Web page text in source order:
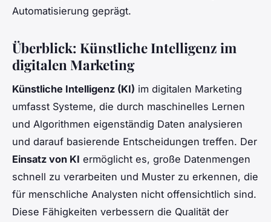
Automatisierung geprägt.
Überblick: Künstliche Intelligenz im
digitalen Marketing
Künstliche Intelligenz (KI) im digitalen Marketing
umfasst Systeme, die durch maschinelles Lernen
und Algorithmen eigenständig Daten analysieren
und darauf basierende Entscheidungen treffen. Der
Einsatz von KI ermöglicht es, große Datenmengen
schnell zu verarbeiten und Muster zu erkennen, die
für menschliche Analysten nicht offensichtlich sind.
Diese Fähigkeiten verbessern die Qualität der